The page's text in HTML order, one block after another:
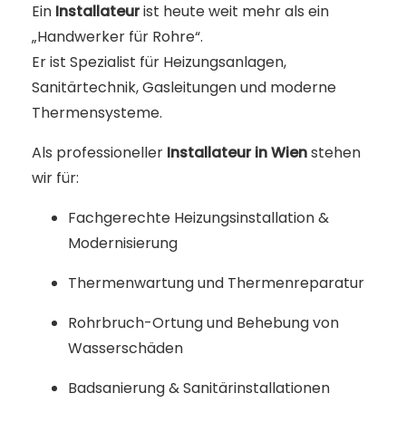
Ein Installateurist heute weit mehr als ein
„Handwerker für Rohre“.
Er ist Spezialist für Heizungsanlagen,
Sanitärtechnik, Gasleitungen und moderne
Thermensysteme.
Als professioneller Installateur in Wienstehen
wir für:
Fachgerechte Heizungsinstallation &
Modernisierung
Thermenwartung und Thermenreparatur
Rohrbruch-Ortung und Behebung von
Wasserschäden
Badsanierung & Sanitärinstallationen